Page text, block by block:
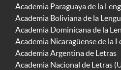
Academia Paraguaya de la
Academia Boliviana de la
Academia Dominicana de la
Academia Nicaragüense de la
Academia Argentina de Letras
Academia Nacional de Letras